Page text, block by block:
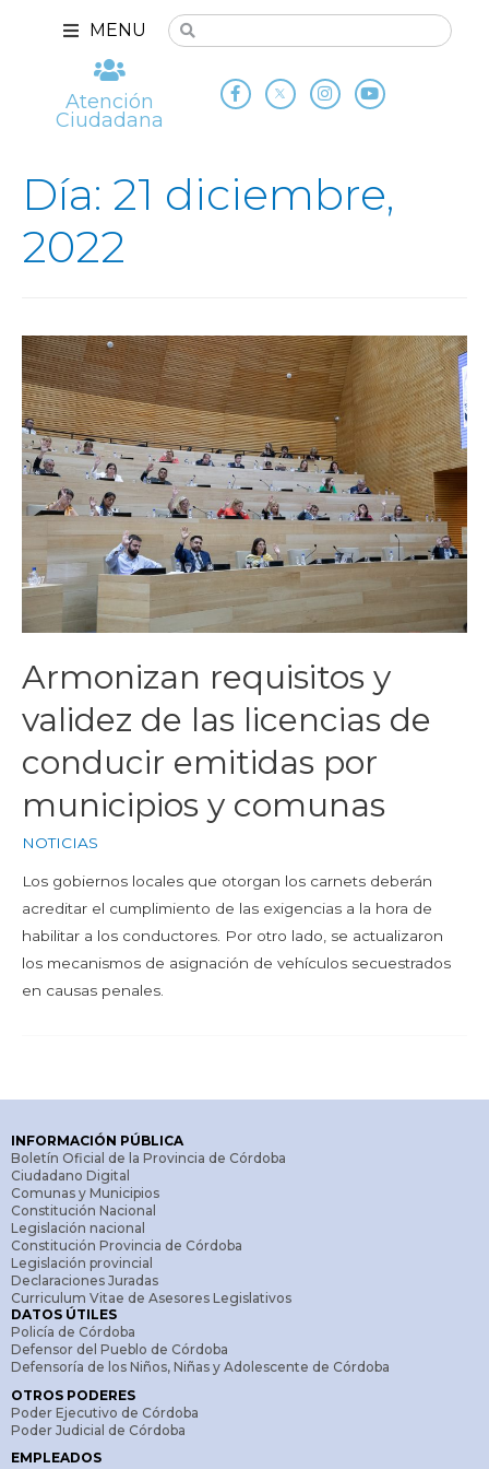
MENU
Atención
Ciudadana
Día: 21 diciembre,
2022
Armonizan requisitos y
validez de las licencias de
conducir emitidas por
municipios y comunas
NOTICIAS
Los gobiernos locales que otorgan los carnets deberán
acreditar el cumplimiento de las exigencias a la hora de
habilitar a los conductores. Por otro lado, se actualizaron
los mecanismos de asignación de vehículos secuestrados
en causas penales.
INFORMACIÓN PÚBLICA
Boletín Oficial de la Provincia de Córdoba
Ciudadano Digital
Comunas y Municipios
Constitución Nacional
Legislación nacional
Constitución Provincia de Córdoba
Legislación provincial
Declaraciones Juradas
Curriculum Vitae de Asesores Legislativos
DATOS ÚTILES
Policía de Córdoba
Defensor del Pueblo de Córdoba
Defensoría de los Niños, Niñas y Adolescente de Córdoba
OTROS PODERES
Poder Ejecutivo de Córdoba
Poder Judicial de Córdoba
EMPLEADOS